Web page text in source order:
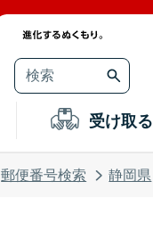
受け取る
郵便番号検索 静岡県